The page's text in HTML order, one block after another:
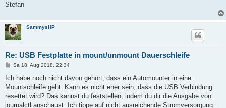
Stefan
SammysHP
Re: USB Festplatte in mount/unmount Dauerschleife
B
i
r
a
Sa 18. Aug 2018, 22:34
Ich habe noch nicht davon gehört, dass ein Automounter in eine
Mountschleife geht. Kann es nicht eher sein, dass die USB Verbindung
resettet wird? Das kannst du feststellen, indem du dir die Ausgabe von
journalctl anschaust. Ich tippe auf nicht ausreichende Stromversorgung.